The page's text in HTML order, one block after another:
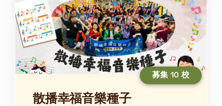
募集 10 校
散播幸福音樂種子